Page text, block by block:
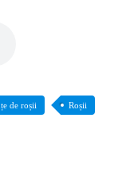
de roșii Roșii